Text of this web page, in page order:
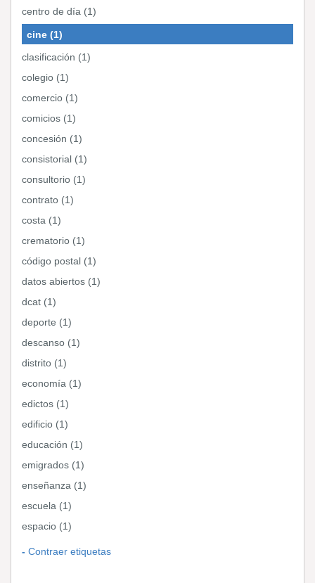
centro de día (1)
cine (1)
clasificación (1)
colegio (1)
comercio (1)
comicios (1)
concesión (1)
consistorial (1)
consultorio (1)
contrato (1)
costa (1)
crematorio (1)
código postal (1)
datos abiertos (1)
dcat (1)
deporte (1)
descanso (1)
distrito (1)
economía (1)
edictos (1)
edificio (1)
educación (1)
emigrados (1)
enseñanza (1)
escuela (1)
espacio (1)
Contraer etiquetas